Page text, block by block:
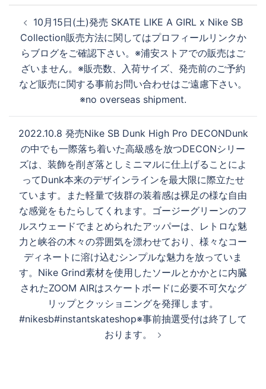
ナ
ゲ
シ
ョ
ン
10月15日(土)発売 SKATE LIKE A GIRL x Nike SB
Collection販売方法に関してはプロフィールリンクか
らブログをご確認下さい。※浦安ストアでの販売はご
ざいません。※販売数、入荷サイズ、発売前のご予約
など販売に関する事前お問い合わせはご遠慮下さい。
※no overseas shipment.
2022.10.8 発売Nike SB Dunk High Pro DECONDunk
の中でも一際落ち着いた高級感を放つDECONシリー
ズは、装飾を削ぎ落としミニマルに仕上げることによ
ってDunk本来のデザインラインを最大限に際立たせ
ています。また軽量で抜群の装着感は裸足の様な自由
な感覚をもたらしてくれます。ゴージーグリーンのフ
ルスウェードでまとめられたアッパーは、レトロな魅
力と峡谷の木々の雰囲気を漂わせており、様々なコー
ディネートに溶け込むシンプルな魅力を放っていま
す。Nike Grind素材を使用したソールとかかとに内臓
されたZOOM AIRはスケートボードに必要不可欠なグ
リップとクッショニングを発揮します。
#nikesb#instantskateshop※事前抽選受付は終了して
おります。